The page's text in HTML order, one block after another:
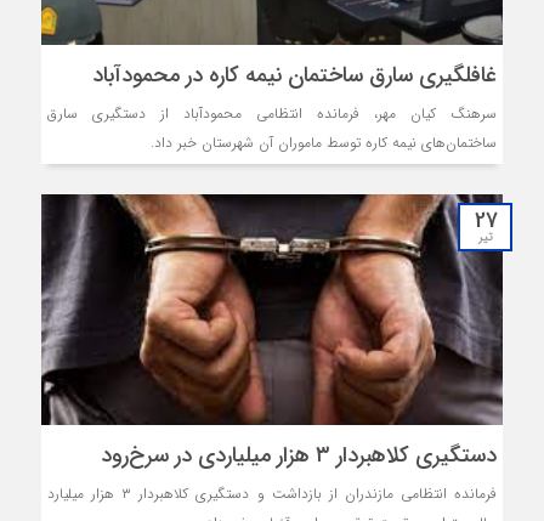
غافلگيري سارق ساختمان نيمه کاره در محمودآباد
سرهنگ کیان مهر، فرمانده انتظامي محمودآباد از دستگيري سارق
ساختمان‌هاي نيمه کاره توسط ماموران آن شهرستان خبر داد.
27
تیر
دستگیری کلاهبردار ۳ هزار میلیاردی در سرخ‌رود
فرمانده انتظامی مازندران از بازداشت و دستگیری کلاهبردار ۳ هزار میلیارد